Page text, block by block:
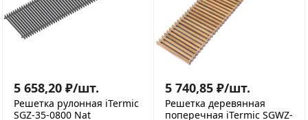
5 658,20 ₽/шт.
Решетка рулонная iTermic
SGZ-35-0800 Nat
5 740,85 ₽/шт.
Решетка деревянная
поперечная iTermic SGWZ-